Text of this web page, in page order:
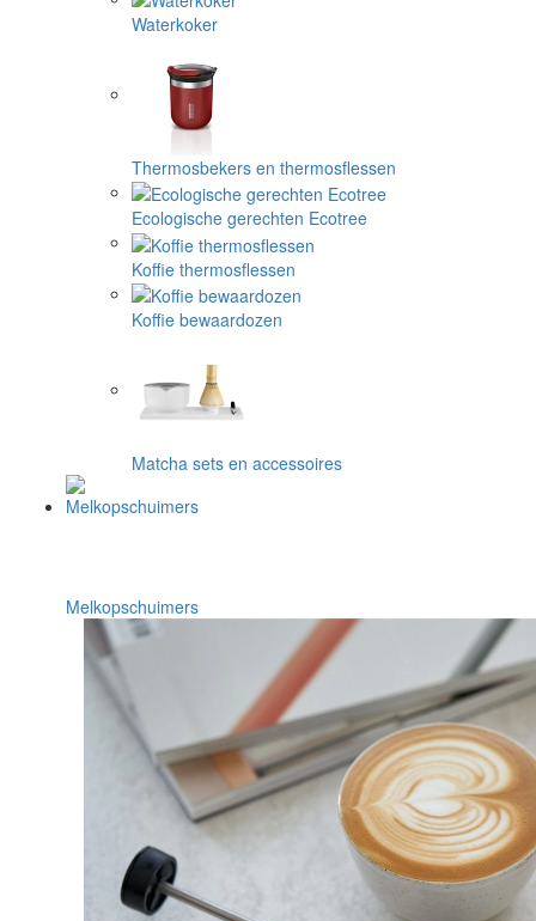
Waterkoker
Thermosbekers en thermosflessen
Ecologische gerechten Ecotree
Koffie thermosflessen
Koffie bewaardozen
Matcha sets en accessoires
Melkopschuimers